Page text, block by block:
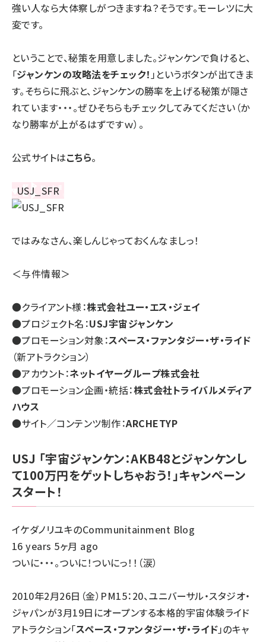
強い人なら大体察しがつきますね？そうです。モーレツに大
変です。
ということで、秘策を用意しました。ジャンケンで負けると、
「ジャンケンの攻略法をチェック！」というボタンが出てきま
す。そちらに飛ぶと、ジャンケンの勝率を上げる秘策が隠さ
れています・・・。ぜひそちらもチェックしてみてください（か
なり勝率が上がるはずですｗ）。
公式サイトはこちら。
ではみなさん、楽しんじゃっておくんなましっ！
＜与件情報＞
●クライアント様：株式会社ユー・エス・ジェイ
●プロジェクト名：USJ宇宙ジャンケン
●プロモーション対象：スペース・ファンタジー・ザ・ライド
（新アトラクション）
●アカウント：ネットイヤーグループ株式会社
●プロモーション企画・統括：株式会社トライバルメディア
ハウス
●サイト／コンテンツ制作：ARCHETYP
USJ 「宇宙ジャンケン：AKB48とジャンケンし
て100万円をゲットしちゃおう！」キャンペーン
スタート！
イケダノリユキのCommunitainment Blog
16 years 5ヶ月 ago
ついに・・・。ついに！ついにっ！！（涙）
2010年2月26日（金）PM15：20、ユニバーサル・スタジオ・
ジャパンが3月19日にオープンする本格的宇宙体験ライド
アトラクション「スペース・ファンタジー・ザ・ライド」のキャ